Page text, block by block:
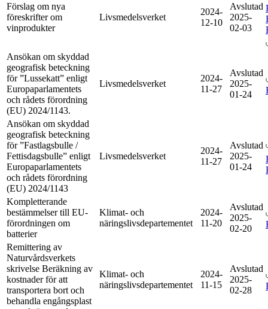
Förslag om nya
föreskrifter om
vinprodukter
Livsmedelsverket
2024-
12-10
Avslutad
2025-
02-03
Ansökan om skyddad
geografisk beteckning
för ”Lussekatt” enligt
Europaparlamentets
och rådets förordning
(EU) 2024/1143.
Livsmedelsverket
2024-
11-27
Avslutad
2025-
01-24
Ansökan om skyddad
geografisk beteckning
för ”Fastlagsbulle /
Fettisdagsbulle” enligt
Europaparlamentets
och rådets förordning
(EU) 2024/1143
Livsmedelsverket
2024-
11-27
Avslutad
2025-
01-24
Kompletterande
bestämmelser till EU-
förordningen om
batterier
Klimat- och
näringslivsdepartementet
2024-
11-20
Avslutad
2025-
02-20
Remittering av
Naturvårdsverkets
skrivelse Beräkning av
kostnader för att
transportera bort och
behandla engångsplast
Klimat- och
näringslivsdepartementet
2024-
11-15
Avslutad
2025-
02-28